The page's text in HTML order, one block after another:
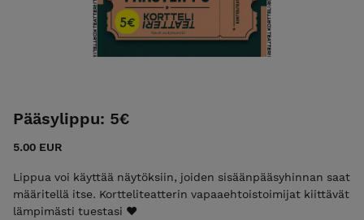
Pääsylippu: 5€
5.00 EUR
Lippua voi käyttää näytöksiin, joiden sisäänpääsyhinnan saat
määritellä itse. Kortteliteatterin vapaaehtoistoimijat kiittävät
lämpimästi tuestasi ❤️